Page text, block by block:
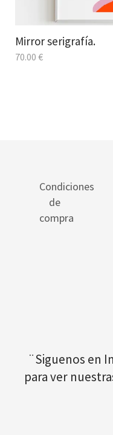
Mirror serigrafía.
70.00 €
Condiciones
de
compra
¨Siguenos en
para ver